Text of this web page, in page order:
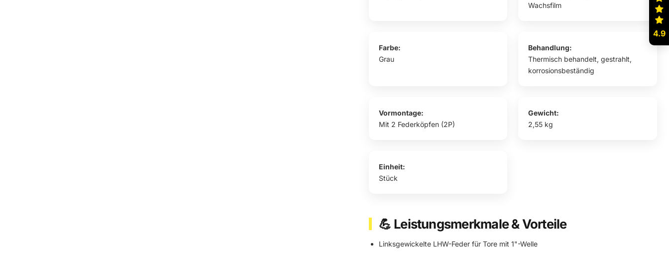
Wachsfilm
Farbe:
Grau
Behandlung:
Thermisch behandelt, gestrahlt,
korrosionsbeständig
Vormontage:
Mit 2 Federköpfen (2P)
Gewicht:
2,55 kg
Einheit:
Stück
💪 Leistungsmerkmale & Vorteile
Linksgewickelte LHW-Feder für Tore mit 1"-Welle
4.9